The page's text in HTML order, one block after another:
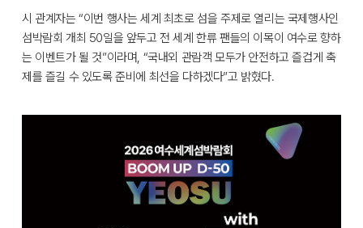
시 관계자는 “이번 행사는 세계 최초로 섬을 주제로 열리는 국제행사인
섬박람회 개최 50일을 앞두고 전 세계 한류 팬들의 이목이 여수로 향하
는 이벤트가 될 것”이라며, “국내외 관람객 모두가 안전하고 즐겁게 축
제를 즐길 수 있도록 준비에 최선을 다하겠다”고 밝혔다.